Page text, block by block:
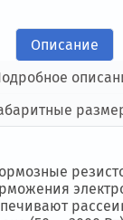
Описание